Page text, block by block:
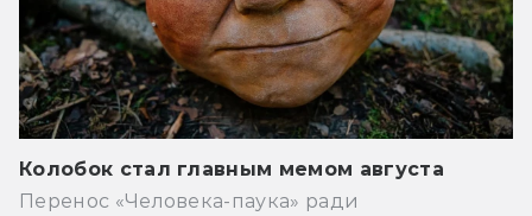
Колобок стал главным мемом августа
Перенос «Человека-паука» ради